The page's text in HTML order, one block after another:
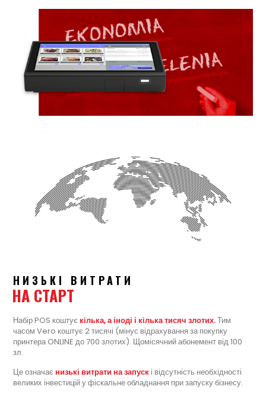
НИЗЬКІ ВИТРАТИ
НА СТАРТ
Набір POS коштує кілька, а іноді і кілька тисяч злотих.Тим
часом Vero коштує 2 тисячі (мінус відрахування за покупку
принтера ONLINE до 700 злотих). Щомісячний абонемент від 100
зл.
Це означає низькі витрати на запуск і відсутність необхідності
великих інвестицій у фіскальне обладнання при запуску бізнесу.